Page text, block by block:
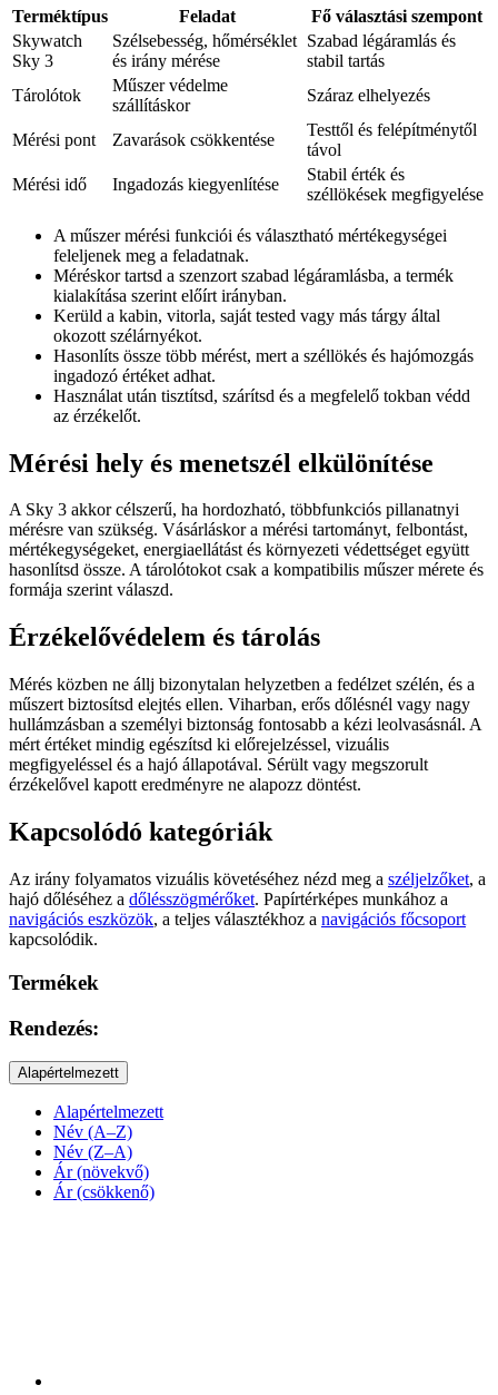
Terméktípus Feladat
Fő választási szempont
Skywatch
Sky 3
Szélsebesség, hőmérséklet
és irány mérése
Szabad légáramlás és
stabil tartás
Tárolótok
Műszer védelme
szállításkor
Száraz elhelyezés
Mérési pont Zavarások csökkentése
Testtől és felépítménytől
távol
Mérési idő
Ingadozás kiegyenlítése
Stabil érték és
széllökések megfigyelése
A műszer mérési funkciói és választható mértékegységei
feleljenek meg a feladatnak.
Méréskor tartsd a szenzort szabad légáramlásba, a termék
kialakítása szerint előírt irányban.
Kerüld a kabin, vitorla, saját tested vagy más tárgy által
okozott szélárnyékot.
Hasonlíts össze több mérést, mert a széllökés és hajómozgás
ingadozó értéket adhat.
Használat után tisztítsd, szárítsd és a megfelelő tokban védd
az érzékelőt.
Mérési hely és menetszél elkülönítése
A Sky 3 akkor célszerű, ha hordozható, többfunkciós pillanatnyi
mérésre van szükség. Vásárláskor a mérési tartományt, felbontást,
mértékegységeket, energiaellátást és környezeti védettséget együtt
hasonlítsd össze. A tárolótokot csak a kompatibilis műszer mérete és
formája szerint válaszd.
Érzékelővédelem és tárolás
Mérés közben ne állj bizonytalan helyzetben a fedélzet szélén, és a
műszert biztosítsd elejtés ellen. Viharban, erős dőlésnél vagy nagy
hullámzásban a személyi biztonság fontosabb a kézi leolvasásnál. A
mért értéket mindig egészítsd ki előrejelzéssel, vizuális
megfigyeléssel és a hajó állapotával. Sérült vagy megszorult
érzékelővel kapott eredményre ne alapozz döntést.
Kapcsolódó kategóriák
Az irány folyamatos vizuális követéséhez nézd meg a széljelzőket, a
hajó dőléséhez a dőlésszögmérőket. Papírtérképes munkához a
navigációs eszközök, a teljes választékhoz a navigációs főcsoport
kapcsolódik.
Termékek
Rendezés:
Alapértelmezett
Alapértelmezett
Név (A–Z)
Név (Z–A)
Ár (növekvő)
Ár (csökkenő)